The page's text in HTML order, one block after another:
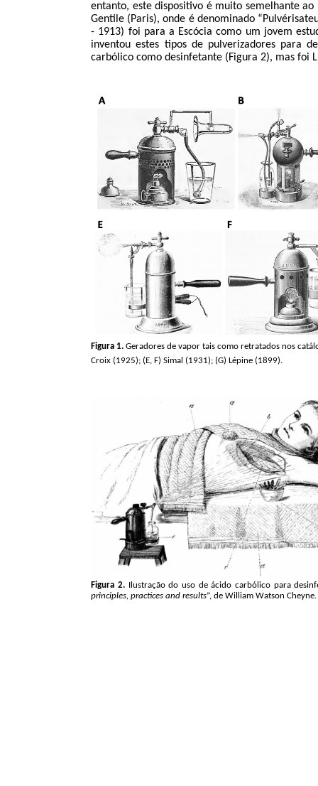
entanto, este dispositivo é muito semelhante
Gentile (Paris), onde é denominado “
- 1913) foi para a Escócia como um jovem
inventou estes tipos de pulverizadores para
carbólico como desinfetante (Figura 2), mas foi
Figura 1. Geradores de vapor tais como retratados nos
Croix (1925); (E, F)Simal (1931); (G) Lépine (1899).
Figura 2.Ilustração do uso de ácido carbólico para
principles,practices and results”, de William WatsonCheyne.